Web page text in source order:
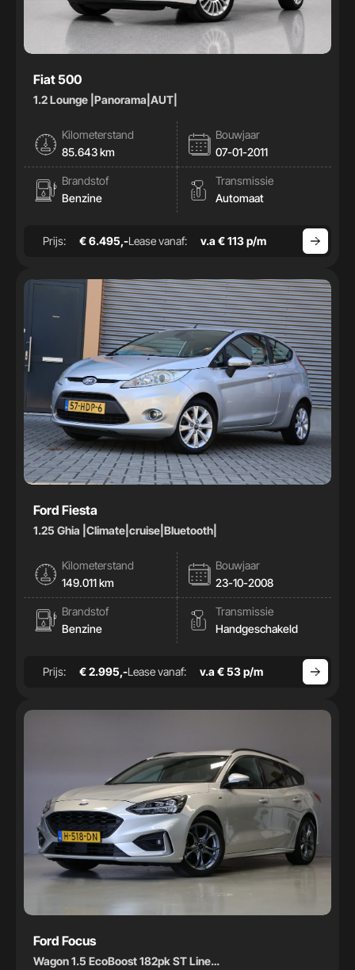
Fiat 500
1.2 Lounge |Panorama|AUT|
Kilometerstand
85.643 km
Bouwjaar
07-01-2011
Brandstof
Benzine
Transmissie
Automaat
Prijs: € 6.495,-Lease vanaf: v.a € 113 p/m
Ford Fiesta
1.25 Ghia |Climate|cruise|Bluetooth|
Kilometerstand
149.011 km
Bouwjaar
23-10-2008
Brandstof
Benzine
Transmissie
Handgeschakeld
Prijs: € 2.995,-Lease vanaf: v.a € 53 p/m
Ford Focus
Wagon 1.5 EcoBoost 182pk ST Line